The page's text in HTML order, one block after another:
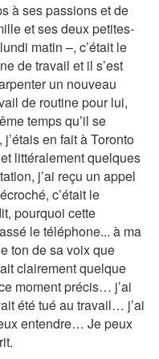
à ses passions et de
et ses deux petites-
matin –, c’était le
de travail et il s’est
un nouveau
de routine pour lui,
temps qu’il se
en fait à Toronto
littéralement quelques
j’ai reçu un appel
c’était le
pourquoi cette
le téléphone... à ma
ton de sa voix que
clairement quelque
moment précis… j’ai
été tué au travail… j’ai
entendre… Je peux